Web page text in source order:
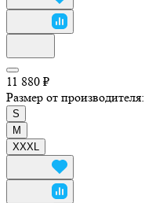
11 880 ₽
Размер от производителя:
S
M
XXXL